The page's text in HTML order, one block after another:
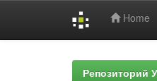
Home
Репозиторий